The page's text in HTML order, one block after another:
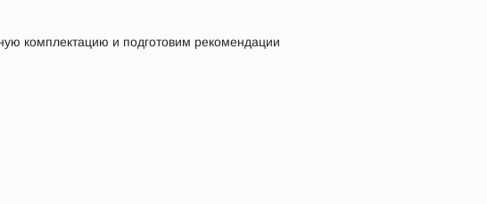
комплектацию и подготовим рекомендации